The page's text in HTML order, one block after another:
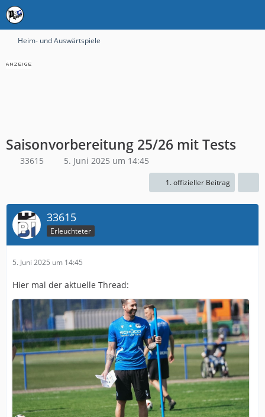
Heim- und Auswärtspiele
Saisonvorbereitung 25/26 mit Tests
33615 5. Juni 2025 um 14:45
1. offizieller Beitrag
33615
Erleuchteter
5. Juni 2025 um 14:45
Hier mal der aktuelle Thread: